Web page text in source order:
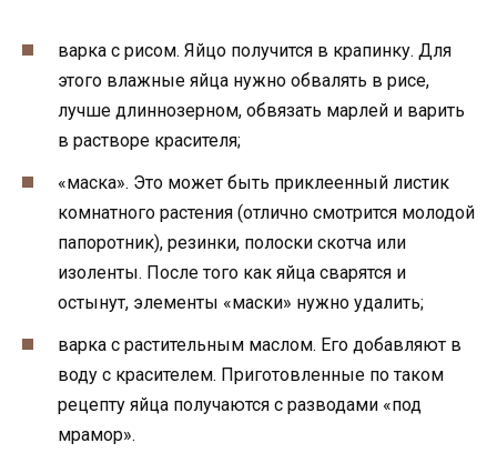
варка с рисом. Яйцо получится в крапинку. Для
этого влажные яйца нужно обвалять в рисе,
лучше длиннозерном, обвязать марлей и варить
в растворе красителя;
«маска». Это может быть приклеенный листик
комнатного растения (отлично смотрится молодой
папоротник), резинки, полоски скотча или
изоленты. После того как яйца сварятся и
остынут, элементы «маски» нужно удалить;
варка с растительным маслом. Его добавляют в
воду с красителем. Приготовленные по таком
рецепту яйца получаются с разводами «под
мрамор».